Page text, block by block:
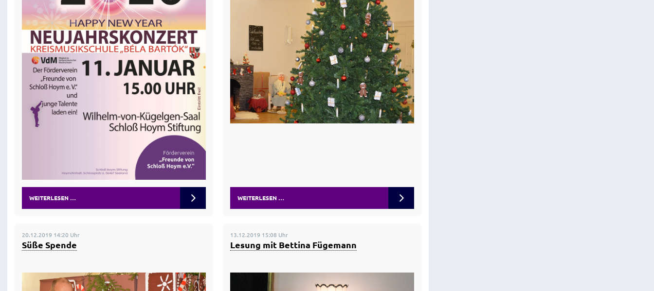
WEITERLESEN … WEITERLESEN …
20.12.2019 14:20 Uhr
Süße Spende
13.12.2019 15:08 Uhr
Lesung mit Bettina Fügemann